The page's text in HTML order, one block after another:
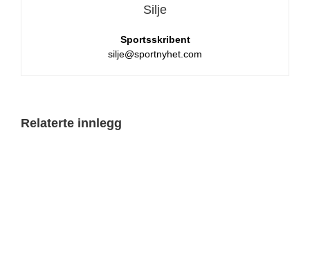
Silje
Sportsskribent
silje@sportnyhet.com
Relaterte innlegg